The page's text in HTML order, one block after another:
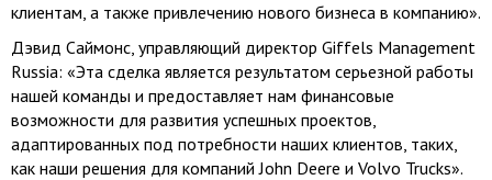
клиентам, а также привлечению нового бизнеса в компанию».
Дэвид Саймонс, управляющий директор Giffels Management
Russia: «Эта сделка является результатом серьезной работы
нашей команды и предоставляет нам финансовые
возможности для развития успешных проектов,
адаптированных под потребности наших клиентов, таких,
как наши решения для компаний John Deere и Volvo Trucks».